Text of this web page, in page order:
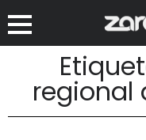
regional